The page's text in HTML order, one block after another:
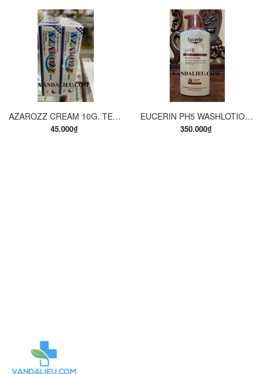
AZAROZZ CREAM 10G. TERBINAFINE 1%. THUỐC TRỊ NẤM DA CHÂN, NẤM DA ĐÙI, NẤM DA THÂN, LANG BEN...
45.000₫
EUCERIN PH5 WASHLOTION 400ML. SỮA TẮM DẠNG GEL CHO DA NHẠY CẢM.
350.000₫